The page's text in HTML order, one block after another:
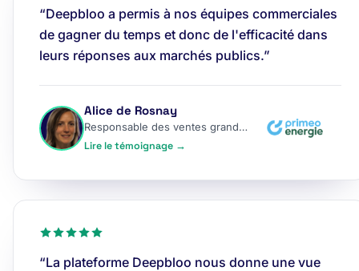
“Deepbloo a permis à nos équipes commerciales
de gagner du temps et donc de l'efficacité dans
leurs réponses aux marchés publics.”
Alice de Rosnay
Responsable des ventes grands comptes
Lire le témoignage →
“La plateforme Deepbloo nous donne une vue